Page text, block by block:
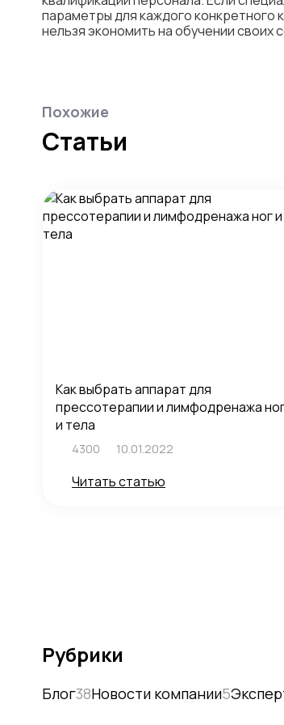
параметры для каждого конкретного
нельзя экономить на обучении своих
Похожие
Статьи
Как выбрать аппарат для
прессотерапии и лимфодренажа
и тела
4300 10.01.2022
Читать статью
Рубрики
Блог38Новости компании5